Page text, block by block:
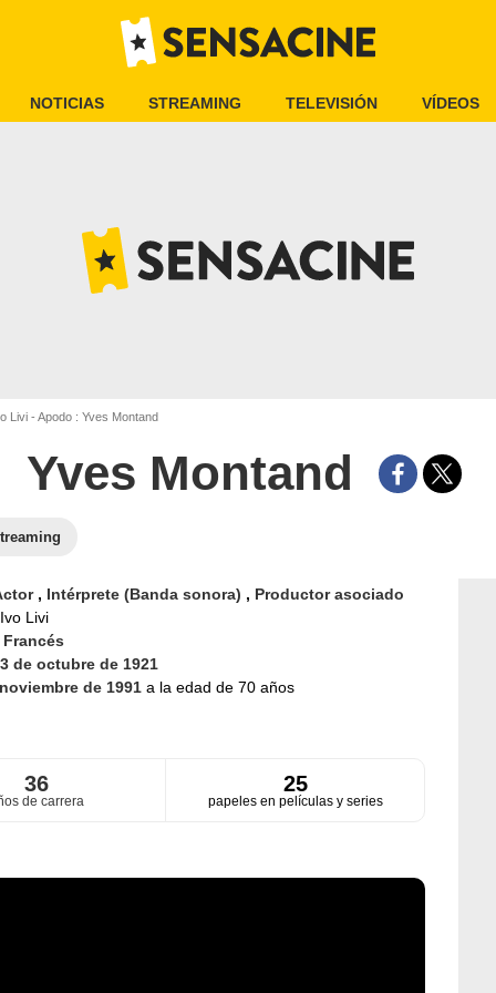
NOTICIAS STREAMING TELEVISIÓN VÍDEOS
Livi - Apodo : Yves Montand
Yves Montand
, Intérprete (Banda sonora) , Productor asociado
Ivo Livi
Francés
de octubre de 1921
de 1991 a la edad de 70 años
36
de carrera
25
papeles en películas y series